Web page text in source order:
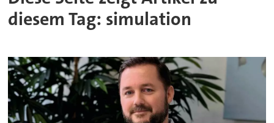
diesem Tag: simulation